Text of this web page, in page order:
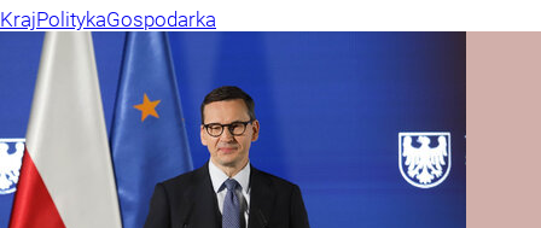
KrajPolitykaGospodarka